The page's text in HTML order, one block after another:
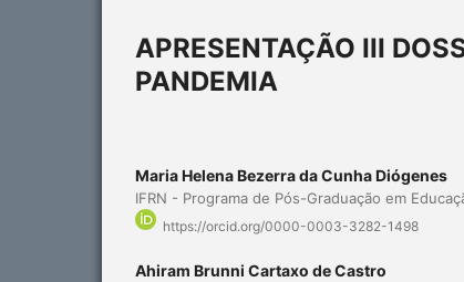
APRESENTAÇÃO III
PANDEMIA
Maria Helena Bezerra da Cunha Diógenes
IFRN - Programa de Pós-Graduação em
https://orcid.org/0000-0003-3282-1498
Ahiram Brunni Cartaxo de Castro